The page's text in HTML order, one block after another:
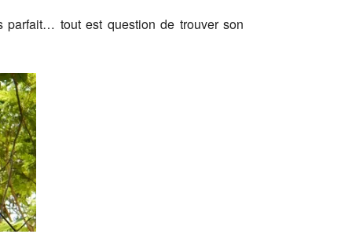
parfait… tout est question de trouver son